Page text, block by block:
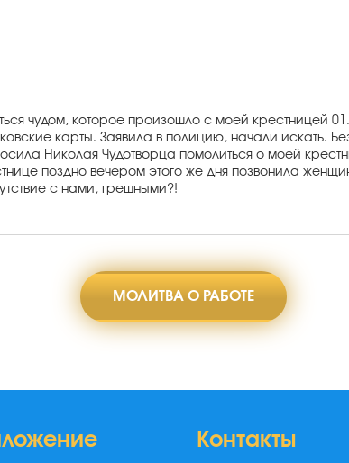
чудом, которое произошло с моей крестницей
карты. Заявила в полицию, начали искать.
Николая Чудотворца помолиться о моей
поздно вечером этого же дня позвонила
с нами, грешными?!
МОЛИТВА О РАБОТЕ
Контакты